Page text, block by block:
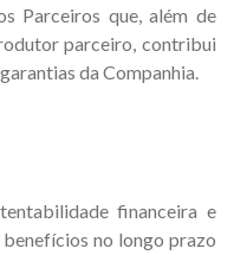
Parceiros que, além de
parceiro, contribui
da Companhia.
financeira e
no longo prazo